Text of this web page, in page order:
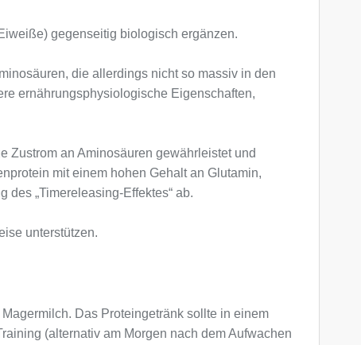
gegenseitig biologisch ergänzen.
die allerdings nicht so massiv in den
ernährungsphysiologische Eigenschaften,
Zustrom an Aminosäuren gewährleistet und
mit einem hohen Gehalt an Glutamin,
„Timereleasing-Effektes“ ab.
unterstützen.
Das Proteingetränk sollte in einem
(alternativ am Morgen nach dem Aufwachen